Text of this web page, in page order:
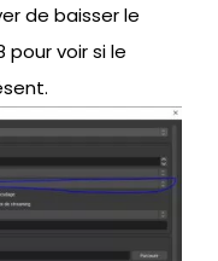
de baisser le
pour voir si le